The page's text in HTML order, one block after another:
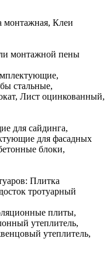
монтажная, Клеи
монтажной пены
стальные,
Лист оцинкованный,
для сайдинга,
для фасадных
блоки,
Плитка
тротуарный
плиты,
утеплитель,
утеплитель,